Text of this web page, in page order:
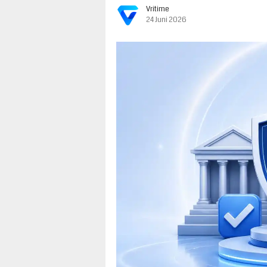
Vritime
24 Juni 2026